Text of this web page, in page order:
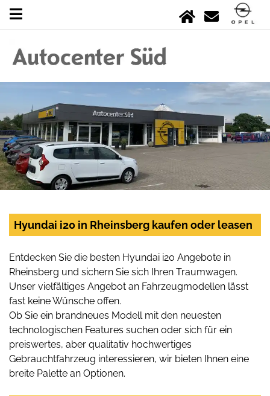
Hyundai i20 in Rheinsberg kaufen oder leasen
Entdecken Sie die besten Hyundai i20 Angebote in
Rheinsberg und sichern Sie sich Ihren Traumwagen.
Unser vielfältiges Angebot an Fahrzeugmodellen lässt
fast keine Wünsche offen.
Ob Sie ein brandneues Modell mit den neuesten
technologischen Features suchen oder sich für ein
preiswertes, aber qualitativ hochwertiges
Gebrauchtfahrzeug interessieren, wir bieten Ihnen eine
breite Palette an Optionen.